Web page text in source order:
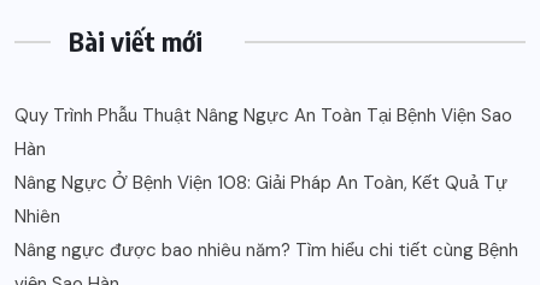
Bài viết mới
Quy Trình Phẫu Thuật Nâng Ngực An Toàn Tại Bệnh Viện Sao
Hàn
Nâng Ngực Ở Bệnh Viện 108: Giải Pháp An Toàn, Kết Quả Tự
Nhiên
Nâng ngực được bao nhiêu năm? Tìm hiểu chi tiết cùng Bệnh